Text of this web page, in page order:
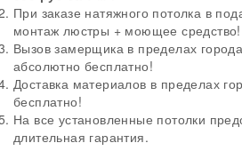
При заказе натяжного потолка в
монтаж люстры + моющее средство!
Вызов замерщика в пределах
абсолютно бесплатно!
Доставка материалов в пределах
бесплатно!
На все установленные потолки
длительная гарантия.